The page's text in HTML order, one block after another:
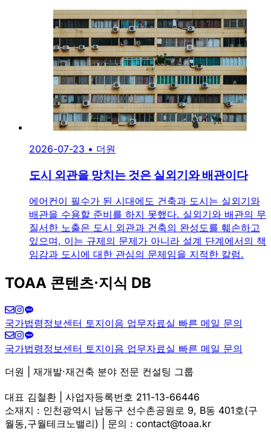
2026-07-23 • 더원
도시 외관을 망치는 것은 실외기와 배관이다
에어컨이 필수가 된 시대에도 건축과 도시는 실외기와
배관을 수용할 준비를 하지 못했다. 실외기와 배관의 무
질서한 노출은 도시 외관과 건축의 완성도를 훼손하고
있으며, 이는 규제의 문제가 아니라 설계 단계에서의 책
임감과 도시에 대한 관심의 문제임을 지적한 칼럼.
TOAA 콘텐츠·지식 DB
국가법령정보센터 토지이음 업무자료실 빠른 메일 문의
국가법령정보센터 토지이음 업무자료실 빠른 메일 문의
더원 | 재개발·재건축 분야 전문 컨설팅 그룹
대표 김철환 | 사업자등록번호 211-13-66446
소재지 : 인천광역시 남동구 선수촌공원로 9, B동 401호(구
월동,구월테크노밸리) | 문의 : contact@toaa.kr